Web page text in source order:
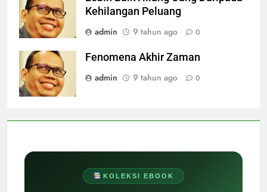
KOLEKSI EBOOK
Kehilangan Peluang
admin
9 tahun ago 0
Fenomena Akhir Zaman
admin
9 tahun ago 0